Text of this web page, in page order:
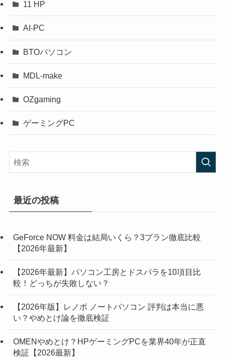
11 HP
AI-PC
BTOパソコン
MDL-make
OZgaming
ゲーミングPC
最近の投稿
GeForce NOW 料金は結局いくら？3プラン徹底比較
【2026年最新】
【2026年最新】パソコン工房とドスパラを10項目比
較！どっちが失敗しない？
【2026年版】レノボ ノートパソコン 評判は本当に悪
い？やめとけ論を徹底検証
OMENやめとけ？HPゲーミングPCを業界40年が正直
検証【2026最新】